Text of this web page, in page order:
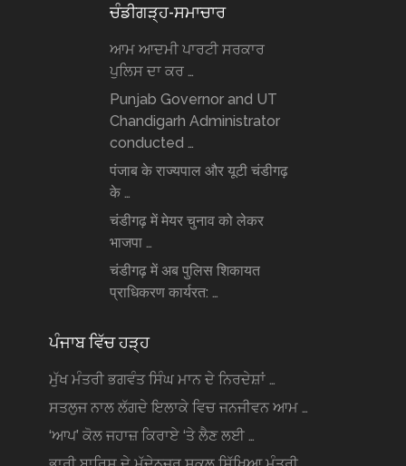
ਚੰਡੀਗੜ੍ਹ-ਸਮਾਚਾਰ
ਆਮ ਆਦਮੀ ਪਾਰਟੀ ਸਰਕਾਰ
ਪੁਲਿਸ ਦਾ ਕਰ …
Punjab Governor and UT
Chandigarh Administrator
conducted …
पंजाब के राज्यपाल और यूटी चंडीगढ़
के …
चंडीगढ़ में मेयर चुनाव को लेकर
भाजपा …
चंडीगढ़ में अब पुलिस शिकायत
प्राधिकरण कार्यरत: …
ਪੰਜਾਬ ਵਿੱਚ ਹੜ੍ਹ
ਮੁੱਖ ਮੰਤਰੀ ਭਗਵੰਤ ਸਿੰਘ ਮਾਨ ਦੇ ਨਿਰਦੇਸ਼ਾਂ …
ਸਤਲੁਜ ਨਾਲ ਲੱਗਦੇ ਇਲਾਕੇ ਵਿਚ ਜਨਜੀਵਨ ਆਮ …
‘ਆਪ’ ਕੋਲ ਜਹਾਜ਼ ਕਿਰਾਏ ‘ਤੇ ਲੈਣ ਲਈ …